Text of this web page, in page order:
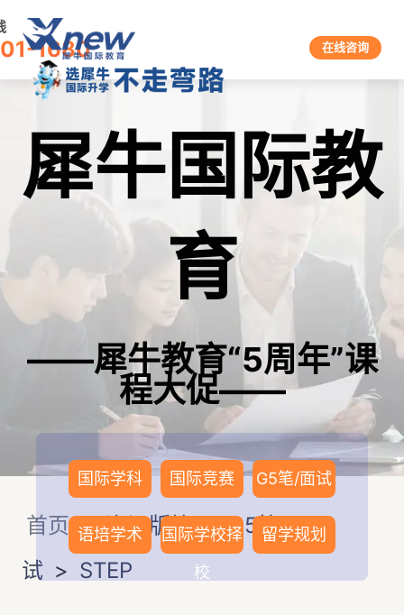
1680 在线咨询
犀牛国际教
育
——犀牛教育“5周年”课
程大促——
国际学科 国际竞赛 G5笔/面试
语培学术
国际学校择
校
留学规划
首页>资讯版块>G5笔/面
试 > STEP